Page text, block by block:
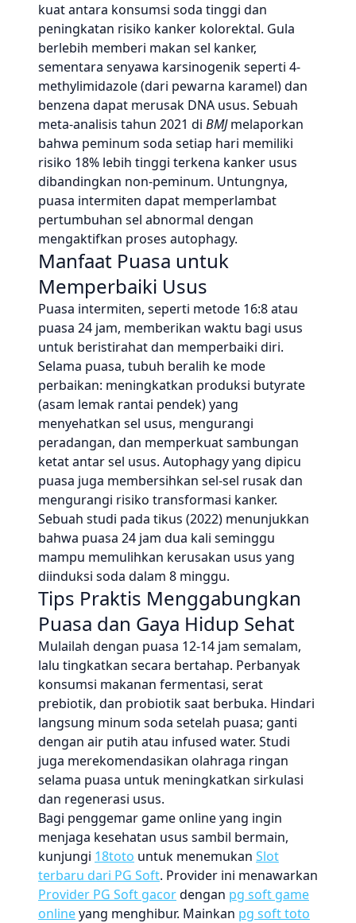
kuat antara konsumsi soda tinggi dan
peningkatan risiko kanker kolorektal. Gula
berlebih memberi makan sel kanker,
sementara senyawa karsinogenik seperti 4-
methylimidazole (dari pewarna karamel) dan
benzena dapat merusak DNA usus. Sebuah
meta-analisis tahun 2021 di BMJmelaporkan
bahwa peminum soda setiap hari memiliki
risiko 18% lebih tinggi terkena kanker usus
dibandingkan non-peminum. Untungnya,
puasa intermiten dapat memperlambat
pertumbuhan sel abnormal dengan
mengaktifkan proses autophagy.
Manfaat Puasa untuk
Memperbaiki Usus
Puasa intermiten, seperti metode 16:8 atau
puasa 24 jam, memberikan waktu bagi usus
untuk beristirahat dan memperbaiki diri.
Selama puasa, tubuh beralih ke mode
perbaikan: meningkatkan produksi butyrate
(asam lemak rantai pendek) yang
menyehatkan sel usus, mengurangi
peradangan, dan memperkuat sambungan
ketat antar sel usus. Autophagy yang dipicu
puasa juga membersihkan sel-sel rusak dan
mengurangi risiko transformasi kanker.
Sebuah studi pada tikus (2022) menunjukkan
bahwa puasa 24 jam dua kali seminggu
mampu memulihkan kerusakan usus yang
diinduksi soda dalam 8 minggu.
Tips Praktis Menggabungkan
Puasa dan Gaya Hidup Sehat
Mulailah dengan puasa 12-14 jam semalam,
lalu tingkatkan secara bertahap. Perbanyak
konsumsi makanan fermentasi, serat
prebiotik, dan probiotik saat berbuka. Hindari
langsung minum soda setelah puasa; ganti
dengan air putih atau infused water. Studi
juga merekomendasikan olahraga ringan
selama puasa untuk meningkatkan sirkulasi
dan regenerasi usus.
Bagi penggemar game online yang ingin
menjaga kesehatan usus sambil bermain,
kunjungi 18toto untuk menemukan Slot
terbaru dari PG Soft. Provider ini menawarkan
Provider PG Soft gacordengan pg soft game
onlineyang menghibur. Mainkan pg soft toto